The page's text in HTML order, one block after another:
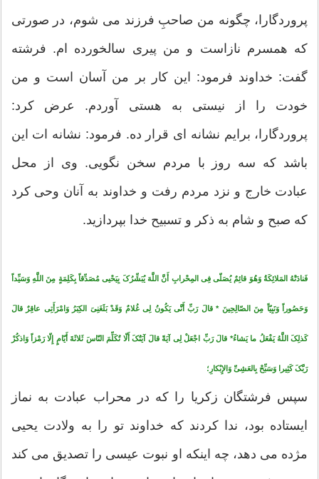
پروردگارا، چگونه من صاحبِ فرزند مى شوم، در صورتى
که همسرم نازاست و من پیرى سالخورده ‏ام. فرشته
گفت: خداوند فرمود: این کار بر من آسان است و من
خودت را از نیستى به هستى آوردم. عرض کرد:
پروردگارا، برایم نشانه ‏اى قرار ده. فرمود: نشانه‏ ات این
باشد که سه روز با مردم سخن نگویى. وى از محل
عبادت خارج و نزد مردم رفت و خداوند به آنان وحى کرد
که صبح و شام به ذکر و تسبیح خدا بپردازید.
فَنادَتْهُ المَلائِکَةُ وَهُوَ قائِمٌ یُصَلّى فِى المِحْرابِ أَنَّ اللَّهَ یُبَشِّرُکَ بِیَحْیى‏ مُصَدِّقاً بِکَلِمَةٍ مِنَ اللَّهِ وَسَیِّداً
وَحَصُوراً وَنَبِیّاً مِنَ الصّالِحِینَ * قالَ رَبِّ أَنَّى‏ یَکُونُ لِى غُلامٌ وَقَدْ بَلَغَنِىَ الکِبَرُ وَامْرَأَتِی عاقِرٌ قالَ
کَذلِکَ اللَّهُ یَفْعَلُ ما یَشاءُ* قالَ رَبِّ اجْعَلْ لِی آیَةً قالَ آیَتُکَ أَلّا تُکَلِّمَ النّاسَ ثَلاثَةَ أَیّامٍ إِلّا رَمْزاً وَاذکُرْ
رَبَّکَ کَثِیرا وَسَبِّحْ بِالعَشِىِّ وَالإِبْکارِ؛
سپس فرشتگان زکریا را که در محراب عبادت به نماز
ایستاده بود، ندا کردند که خداوند تو را به ولادت یحیى
مژده مى ‏دهد، چه این‏که او نبوت عیسى را تصدیق مى‏ کند